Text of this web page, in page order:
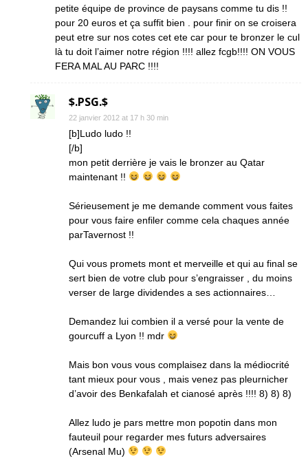
petite équipe de province de paysans comme tu dis !!
pour 20 euros et ça suffit bien . pour finir on se croisera
peut etre sur nos cotes cet ete car pour te bronzer le cul
là tu doit l’aimer notre région !!!! allez fcgb!!!! ON VOUS
FERA MAL AU PARC !!!!
$.PSG.$
22 janvier 2012 at 17 h 30 min
[b]Ludo ludo !!
[/b]
mon petit derrière je vais le bronzer au Qatar
maintenant !!
Sérieusement je me demande comment vous faites
pour vous faire enfiler comme cela chaques année
parTavernost !!
Qui vous promets mont et merveille et qui au final se
sert bien de votre club pour s’engraisser , du moins
verser de large dividendes a ses actionnaires…
Demandez lui combien il a versé pour la vente de
gourcuff a Lyon !! mdr
Mais bon vous vous complaisez dans la médiocrité
tant mieux pour vous , mais venez pas pleurnicher
d’avoir des Benkafalah et cianosé après !!!! 8) 8) 8)
Allez ludo je pars mettre mon popotin dans mon
fauteuil pour regarder mes futurs adversaires
(Arsenal Mu)